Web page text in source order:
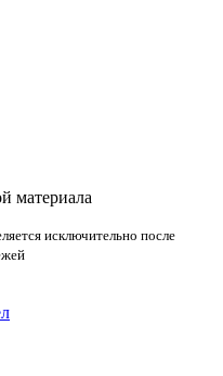
материала
исключительно после